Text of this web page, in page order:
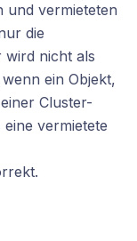
und vermieteten
die
wird nicht als
ein Objekt,
Cluster-
vermietete